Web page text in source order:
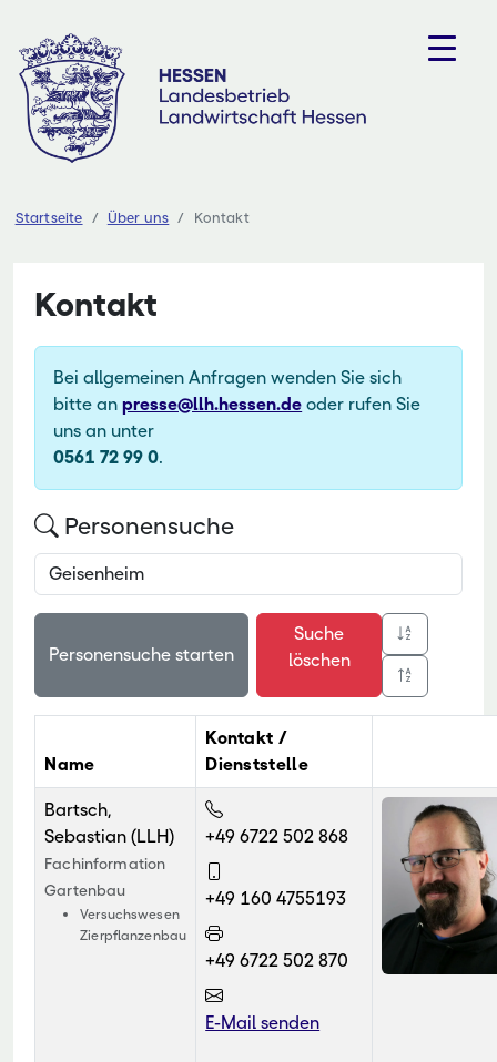
Inhalt
springen
Startseite Über uns Kontakt
Kontakt
Bei allgemeinen Anfragen wenden Sie sich
bitte anpresse@llh.hessen.de oder rufen Sie
uns an unter
0561 72 99 0.
Personensuche
Suche
löschen
Name
Kontakt /
Dienststelle
Bartsch,
Sebastian (LLH)
Fachinformation
Gartenbau
Versuchswesen
Zierpflanzenbau
+49 6722 502 868
+49 160 4755193
+49 6722 502 870
E-Mail senden